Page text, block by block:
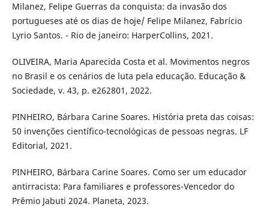
Milanez, Felipe Guerras da conquista: da invasão dos
portugueses até os dias de hoje/ Felipe Milanez, Fabrício
Lyrio Santos. - Rio de janeiro: HarperCollins, 2021.
OLIVEIRA, Maria Aparecida Costa et al. Movimentos negros
no Brasil e os cenários de luta pela educação. Educação &
Sociedade, v. 43, p. e262801, 2022.
PINHEIRO, Bárbara Carine Soares. História preta das coisas:
50 invenções científico-tecnológicas de pessoas negras. LF
Editorial, 2021.
PINHEIRO, Bárbara Carine Soares. Como ser um educador
antirracista: Para familiares e professores-Vencedor do
Prêmio Jabuti 2024. Planeta, 2023.